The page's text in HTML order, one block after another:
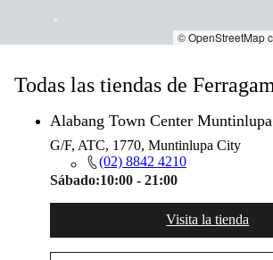
©OpenStreetMap
Todas las tiendas de
Alabang Town Center Muntinlupa
G/F, ATC, 1770, Muntinlupa City
(02) 8842 4210
Sábado:10:00 - 21:00
Visita la tienda